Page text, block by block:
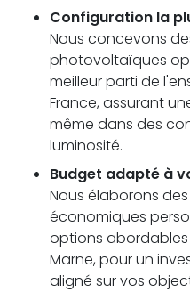
Configuration la
Nous concevons
photovoltaïques
meilleur parti de
France, assurant
même dans des
luminosité.
Budget adapté à
Nous élaborons
économiques
options
Marne, pour un
aligné sur vos